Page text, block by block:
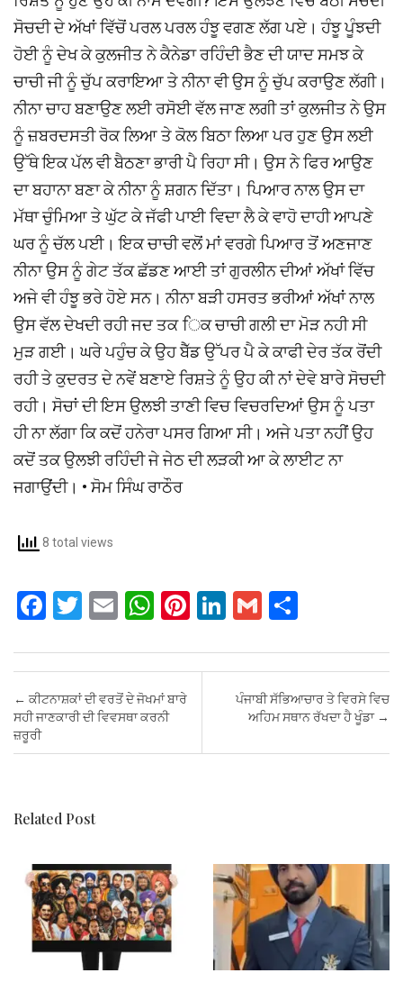
8 total views
F
ce
b
o
o
T
tt
er
E
ail
W
at
s
A
p
Pi
er
Li
ke
dI
G
ail ar
e
Post navigation
← ਕੀਟਨਾਸ਼ਕਾਂ ਦੀ ਵਰਤੋਂ ਦੇ ਜੋਖਮਾਂ ਬਾਰੇ
ਸਹੀ ਜਾਣਕਾਰੀ ਦੀ ਵਿਵਸਥਾ ਕਰਨੀ
ਜ਼ਰੂਰੀ
ਪੰਜਾਬੀ ਸੱਭਿਆਚਾਰ ਤੇ ਵਿਰਸੇ ਵਿਚ
ਅਹਿਮ ਸਥਾਨ ਰੱਖਦਾ ਹੈ ਖੂੰਡਾ →
Related Post